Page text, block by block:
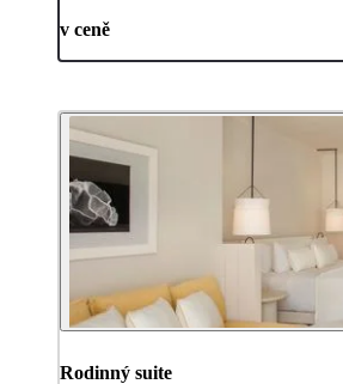
v ceně
Rodinný suite